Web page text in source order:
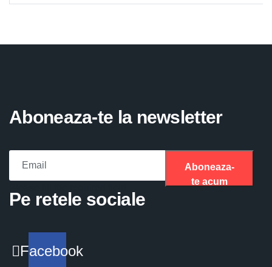
Aboneaza-te la newsletter
Aboneaza-
te acum
Pe retele sociale
Facebook